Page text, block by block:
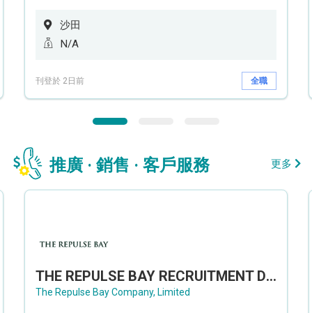
沙田
N/A
刊登於 2日前 全職
推廣 · 銷售 · 客戶服務 更多
THE REPULSE BAY RECRUITMENT DAY 淺水灣影灣園人才招聘會
The Repulse Bay Company, Limited